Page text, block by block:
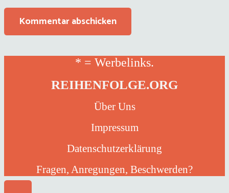
Kommentar abschicken
* = Werbelinks.
REIHENFOLGE.ORG
Über Uns
Impressum
Datenschutzerklärung
Fragen, Anregungen, Beschwerden?